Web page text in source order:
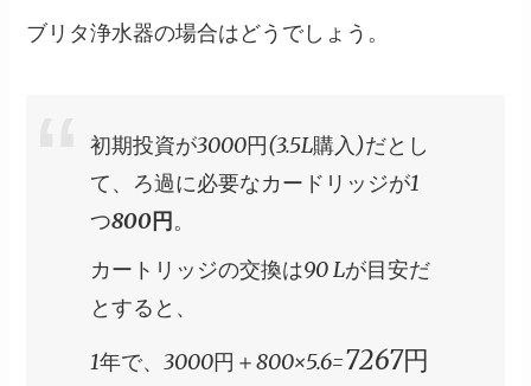
ブリタ浄水器の場合はどうでしょう。
初期投資が3000円(3.5L購入)だとし
て、ろ過に必要なカードリッジが1
つ800円。
カートリッジの交換は90 Lが目安だ
とすると、
1年で、3000円＋800×5.6=7267円